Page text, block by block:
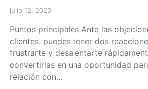
julio 12, 2023
Puntos principales Ante las
clientes, puedes tener dos
frustrarte y desalentarte
convertirlas en una oportunidad
relación con…